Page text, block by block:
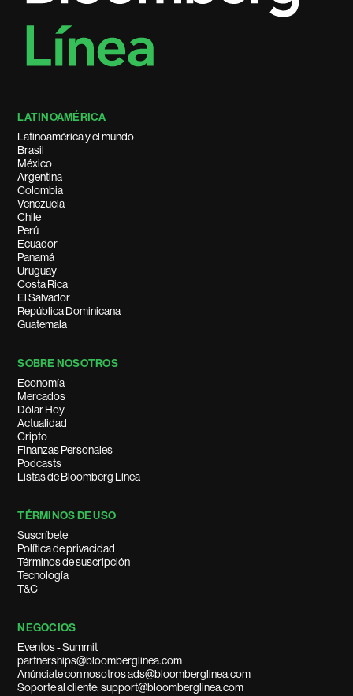
LATINOAMÉRICA
Latinoamérica y el mundo
Brasil
México
Argentina
Colombia
Venezuela
Chile
Perú
Ecuador
Panamá
Uruguay
Costa Rica
El Salvador
República Dominicana
Guatemala
SOBRE NOSOTROS
Economía
Mercados
Dólar Hoy
Actualidad
Cripto
Finanzas Personales
Podcasts
Listas de Bloomberg Línea
TÉRMINOS DE USO
Suscríbete
Política de privacidad
Términos de suscripción
Tecnología
T&C
NEGOCIOS
Eventos - Summit
partnerships@bloomberglinea.com
Anúnciate con nosotros ads@bloomberglinea.com
Soporte al cliente: support@bloomberglinea.com